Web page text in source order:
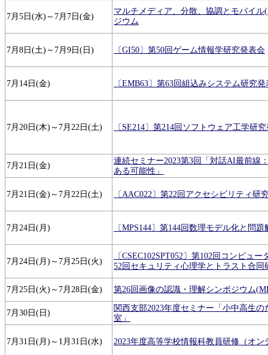
7月5日(水)～7月7日(金)
マルチメディア、分散、協調とモバイル
ジウム
7月8日(土)～7月9日(日) 〔GI50〕第50回ゲーム情報学研究発表会
7月14日(金) 〔EMB63〕第63回組込みシステム研究発
7月20日(木)～7月22日(土) 〔SE214〕第214回ソフトウェア工学研
7月21日(金)
連続セミナー2023第3回「対話AI最前線
ある可能性」
7月21日(金)～7月22日(土) 〔AAC022〕第22回アクセシビリティ研
7月24日(月) 〔MPS144〕第144回数理モデル化と問
7月24日(月)～7月25日(火)
〔CSEC102SPT052〕第102回コンピュ
52回セキュリティ心理学とトラスト合同
7月25日(火)～7月28日(金) 第26回画像の認識・理解シンポジウム
7月30日(日)
関西支部2023年度セミナー「小中高生
室」
7月31日(月)～1月31日(水) 2023年度高等学校情報科教員研修（オン